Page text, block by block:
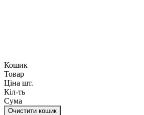
Кошик
Товар
Ціна шт.
Кіл-ть
Сума
Очистити кошик